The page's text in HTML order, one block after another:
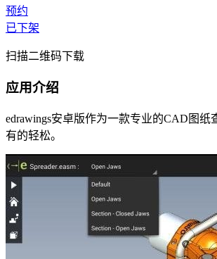
预约
已下架
扫描二维码下载
应用介绍
edrawings安卓版作为一款专业的CAD图纸
有的轻松。